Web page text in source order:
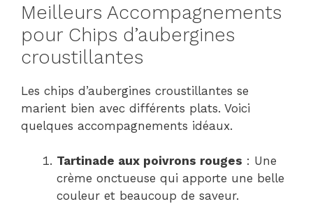
Meilleurs Accompagnements
pour Chips d’aubergines
croustillantes
Les chips d’aubergines croustillantes se
marient bien avec différents plats. Voici
quelques accompagnements idéaux.
Tartinade aux poivrons rouges : Une
crème onctueuse qui apporte une belle
couleur et beaucoup de saveur.